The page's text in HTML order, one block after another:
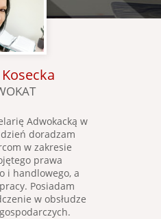
Adwokacką w
doradzam
w zakresie
prawa
i handlowego, a
Posiadam
w obsłudze